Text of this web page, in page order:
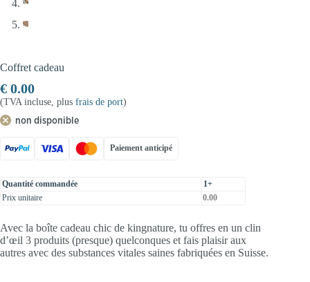
Coffret cadeau
€ 0.00
(TVA incluse, plus frais de port)
non disponible
Paiement anticipé
Quantité commandée
1+
Prix unitaire
0.00
Avec la boîte cadeau chic de kingnature, tu offres en un clin
d’œil 3 produits (presque) quelconques et fais plaisir aux
autres avec des substances vitales saines fabriquées en Suisse.